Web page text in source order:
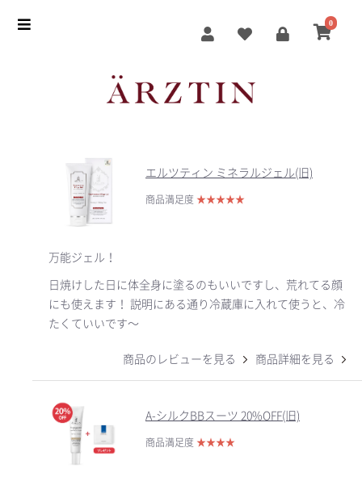
0
エルツティン ミネラルジェル(旧)
商品満足度 ★★★★★
万能ジェル！
日焼けした日に体全身に塗るのもいいですし、荒れてる顔
にも使えます！ 説明にある通り冷蔵庫に入れて使うと、冷
たくていいです〜
商品のレビューを見る 商品詳細を見る
A-シルクBBスーツ 20%OFF(旧)
商品満足度 ★★★★